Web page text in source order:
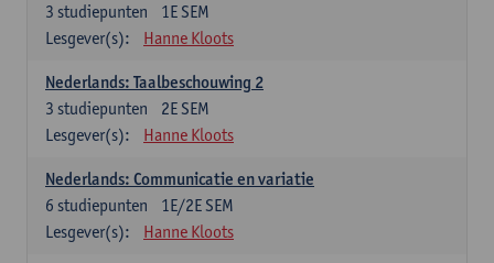
1E SEM
3 studiepunten
Lesgever(s):
Hanne Kloots
Nederlands: Taalbeschouwing 2
2E SEM
3 studiepunten
Lesgever(s):
Hanne Kloots
Nederlands: Communicatie en variatie
1E/2E SEM
6 studiepunten
Lesgever(s):
Hanne Kloots